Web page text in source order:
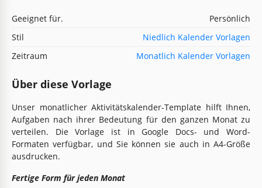
Geeignet für.
Persönlich
Stil
Niedlich Kalender Vorlagen
Zeitraum
Monatlich Kalender Vorlagen
Über diese Vorlage
Unser monatlicher Aktivitätskalender-Template hilft Ihnen,
Aufgaben nach ihrer Bedeutung für den ganzen Monat zu
verteilen. Die Vorlage ist in Google Docs- und Word-
Formaten verfügbar, und Sie können sie auch in A4-Größe
ausdrucken.
Fertige Form für jeden Monat